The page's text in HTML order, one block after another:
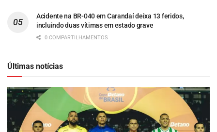
Acidente na BR-040 em Carandaí deixa 13 feridos,
incluindo duas vítimas em estado grave
0 COMPARTILHAMENTOS
Últimas notícias